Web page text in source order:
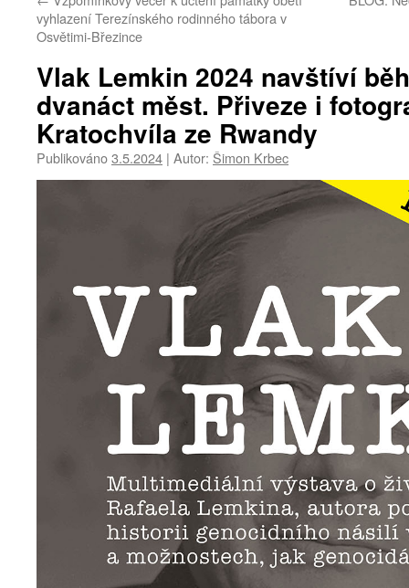
vyhlazení Terezínského rodinného tábora v
Osvětimi-Březince
Vlak Lemkin 2024 navštíví
dvanáct měst. Přiveze i
Kratochvíla ze Rwandy
Publikováno3.5.2024 | Autor: Šimon Krbec